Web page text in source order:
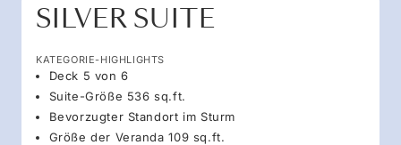
SILVER SUITE
KATEGORIE-HIGHLIGHTS
Deck 5 von 6
Suite-Größe 536 sq.ft.
Bevorzugter Standort im Sturm
Größe der Veranda 109 sq.ft.